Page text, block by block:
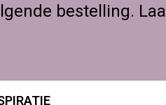
bestelling.